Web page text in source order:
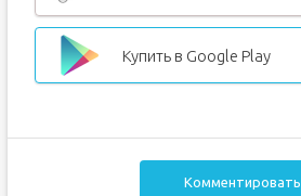
Купить в Google Play
Комментировать